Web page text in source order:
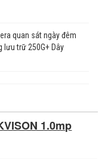
quan sát ngày đêm
lưu trữ 250G+ Dây
1.0mp